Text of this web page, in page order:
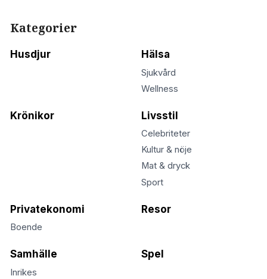
Kategorier
Husdjur Hälsa
Sjukvård
Wellness
Krönikor Livsstil
Celebriteter
Kultur & nöje
Mat & dryck
Sport
Privatekonomi
Boende
Resor
Samhälle
Inrikes
Spel